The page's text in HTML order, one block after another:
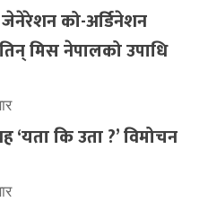
को-अर्डिनेशन
मिस नेपालको उपाधि
‘यता कि उता ?’ विमोचन